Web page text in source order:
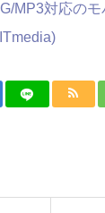
MP3対応の